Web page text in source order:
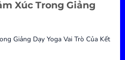
Xúc Trong Giảng
Giảng Dạy Yoga Vai Trò Của Kết